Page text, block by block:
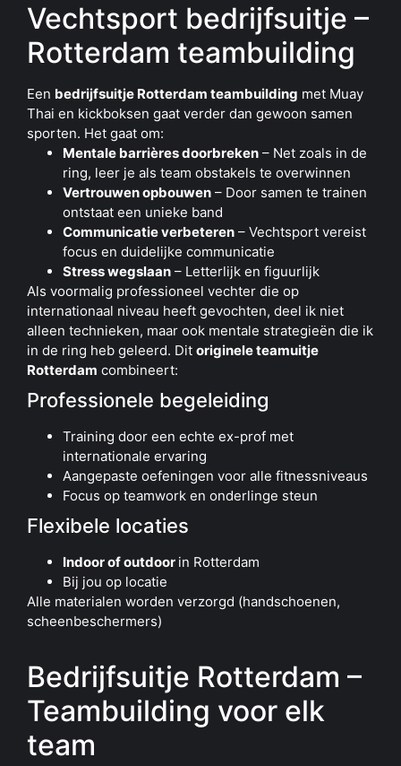
Vechtsport bedrijfsuitje –
Rotterdam teambuilding
Een bedrijfsuitje Rotterdam teambuilding met Muay
Thai en kickboksen gaat verder dan gewoon samen
sporten. Het gaat om:
Mentale barrières doorbreken – Net zoals in de
ring, leer je als team obstakels te overwinnen
Vertrouwen opbouwen – Door samen te trainen
ontstaat een unieke band
Communicatie verbeteren – Vechtsport vereist
focus en duidelijke communicatie
Stress wegslaan – Letterlijk en figuurlijk
Als voormalig professioneel vechter die op
internationaal niveau heeft gevochten, deel ik niet
alleen technieken, maar ook mentale strategieën die ik
in de ring heb geleerd. Dit originele teamuitje
Rotterdam combineert:
Professionele begeleiding
Training door een echte ex-prof met
internationale ervaring
Aangepaste oefeningen voor alle fitnessniveaus
Focus op teamwork en onderlinge steun
Flexibele locaties
Indoor of outdoor in Rotterdam
Bij jou op locatie
Alle materialen worden verzorgd (handschoenen,
scheenbeschermers)
Bedrijfsuitje Rotterdam –
Teambuilding voor elk
team